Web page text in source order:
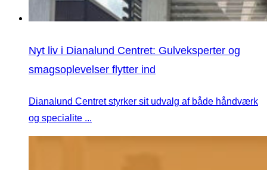
Nyt liv i Dianalund Centret: Gulveksperter og
smagsoplevelser flytter ind
Dianalund Centret styrker sit udvalg af både håndværk
og specialite ...